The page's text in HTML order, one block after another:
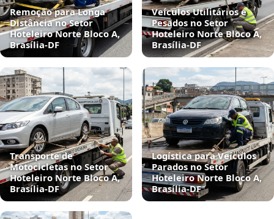
Remoção para Longa
Distância no Setor
Hoteleiro Norte Bloco A,
Brasília‑DF
Veículos Utilitários e
Pesados no Setor
Hoteleiro Norte Bloco A,
Brasília‑DF
Transporte de
Motocicletas no Setor
Hoteleiro Norte Bloco A,
Brasília‑DF
Logística para Veículos
Parados no Setor
Hoteleiro Norte Bloco A,
Brasília‑DF